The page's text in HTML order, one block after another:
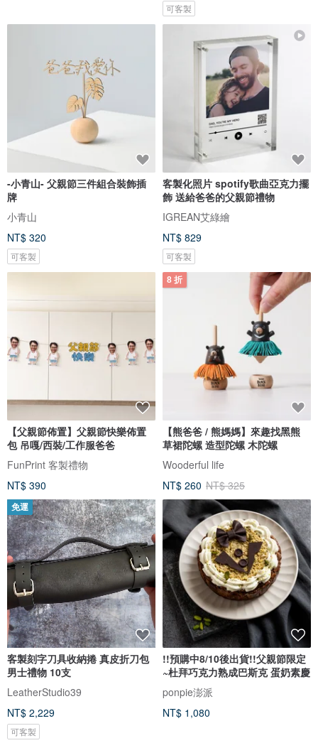
可客製
-小青山- 父親節三件組合裝飾插
牌
小青山
NT$ 320
可客製
客製化照片 spotify歌曲亞克力擺
飾 送給爸爸的父親節禮物
IGREAN艾綠繪
NT$ 829
可客製
【父親節佈置】父親節快樂佈置
包 吊嘎/西裝/工作服爸爸
FunPrint 客製禮物
NT$ 390
8 折
【熊爸爸 / 熊媽媽】來趣找黑熊
草裙陀螺 造型陀螺 木陀螺
Wooderful life
NT$ 260 NT$ 325
免運
客製刻字刀具收納捲 真皮折刀包
男士禮物 10支
LeatherStudio39
NT$ 2,229
可客製
!!預購中8/10後出貨!!父親節限定
~杜拜巧克力熟成巴斯克 蛋奶素慶
ponpie澎派
NT$ 1,080